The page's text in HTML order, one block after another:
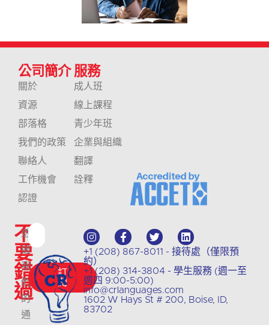
不
要
錯
過
透
過
我
們
的
通
訂
閱
+1 (208) 867-8011 - 接待處（僅限預
約）
+1 (208) 314-3804 - 學生服務 (週一至
週四 9:00-5:00)
info@crlanguages.com
1602 W Hays St # 200, Boise, ID,
83702
公司簡介
關於
資源
部落格
我們的政策
聯絡人
工作機會
認證
服務
成人班
線上課程
青少年班
企業與組織
翻譯
詮釋